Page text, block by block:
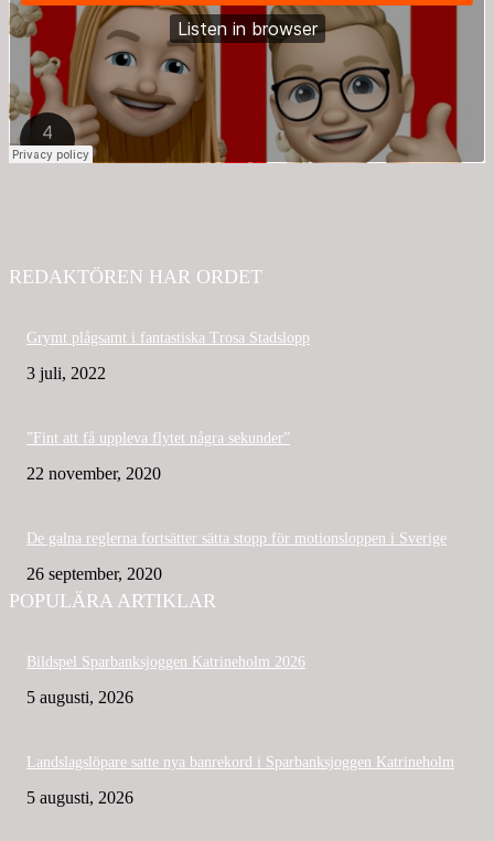
REDAKTÖREN HAR ORDET
Grymt plågsamt i fantastiska Trosa Stadslopp
3 juli, 2022
”Fint att få uppleva flytet några sekunder”
22 november, 2020
De galna reglerna fortsätter sätta stopp för motionsloppen i Sverige
26 september, 2020
POPULÄRA ARTIKLAR
Bildspel Sparbanksjoggen Katrineholm 2026
5 augusti, 2026
Landslagslöpare satte nya banrekord i Sparbanksjoggen Katrineholm
5 augusti, 2026